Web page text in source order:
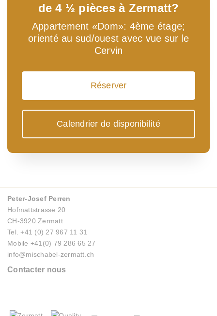
de 4 ½ pièces à Zermatt?
Appartement «Dom»: 4ème étage;
orienté au sud/ouest avec vue sur le
Cervin
Réserver
Calendrier de disponibilité
Peter-Josef Perren
Hofmattstrasse 20
CH-3920 Zermatt
Tel. +41 (0) 27 967 11 31
Mobile +41(0) 79 286 65 27
info@mischabel-zermatt.ch
Contacter nous